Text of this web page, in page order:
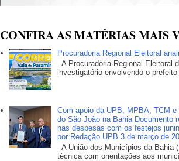
CONFIRA AS MATÉRIAS MAIS
Procuradoria Regional Eleitoral
A Procuradoria Regional Eleitoral
investigatório envolvendo o prefeito
Com apoio da UPB, MPBA, TCM
do São João na Bahia Documento
nas despesas com os festejos
por Redação UPB 3 de março de
A União dos Municípios da Bahia
técnica com orientações aos